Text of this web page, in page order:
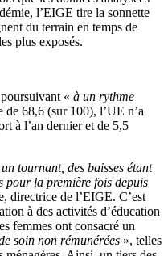
l’EIGE tire la sonnette
du terrain en temps de
plus exposés.
« à un rythme
68,6 (sur 100), l’UE n’a
à l’an dernier et de 5,5
tournant, des baisses étant
pour la première fois depuis
directrice de l’EIGE. C’est
à des activités d’éducation
femmes ont consacré un
soin non rémunérées », telles